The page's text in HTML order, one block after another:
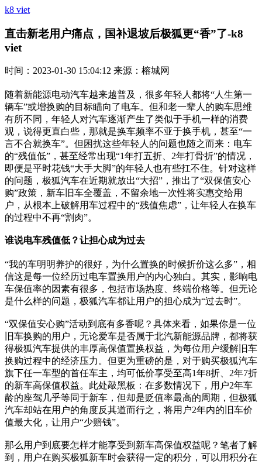
k8 viet
直击新老用户痛点，国补退坡后极狐更“香”了-k8
viet
时间：2023-01-30 15:04:12 来源：榕城网
随着新能源电动汽车越来越普及，很多年轻人都将“人生第一
辆车”或增换购的目标瞄向了电车。但和老一辈人的购车思维
有所不同，年轻人对汽车逐渐产生了类似于手机一样的消费
观，说得更直白些，那就是换车频率不亚于换手机，甚至“一
言不合就换车”。但困扰这些年轻人的问题也随之而来：电车
的“残值低”，甚至经常出现“1年打五折、2年打骨折”的情况，
即便是平时花钱“大手大脚”的年轻人也有些扛不住。针对这样
的问题，极狐汽车在近期就放出“大招”，推出了“双保值安心
购”政策，新车旧车全覆盖，不留余地一次性将实惠交给用
户，从根本上破解用车过程中的“残值焦虑”，让年轻人在换车
的过程中不再“割肉”。
谁说电车残值低？让担心成为过去
“我的车明明养护的很好，为什么置换的时候折价这么多”，相
信这是每一位经历过电车置换用户的内心独白。其实，影响电
车保值率的因素有很多，包括市场热度、终端价格等。但无论
是什么样的问题，极狐汽车都让用户的担心成为“过去时”。
“双保值安心购”活动到底有多香呢？具体来看，如果你是一位
旧车换购的用户，无论爱车是否属于北汽新能源品牌，都将获
得极狐汽车提供的丰厚高保值置换权益，为每位用户缓解旧车
换购过程中的经济压力。但更为重磅的是，对于购买极狐汽车
旗下任一车型的首任车主，均可低价享受至高1年8折、2年7折
的新车高保值权益。此处敲黑板：在多数情况下，用户2年车
龄的座驾几乎等同于新车，但却是贬值率最高的周期，但极狐
汽车却站在用户的角度反其道而行之，将用户2年内的旧车价
值最大化，让用户“少赔钱”。
那么用户到底要怎样才能享受到新车高保值权益呢？笔者了解
到，用户在购买极狐新车时会获得一定的积分，可以用积分在